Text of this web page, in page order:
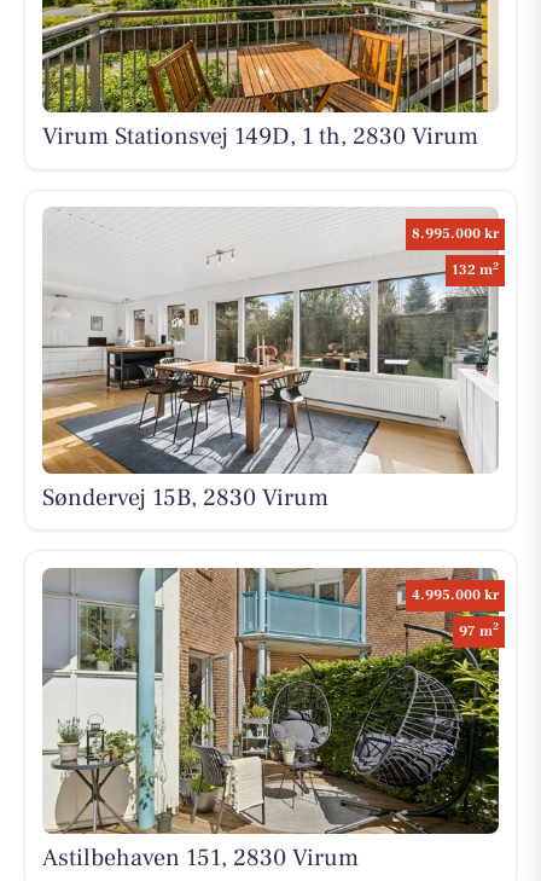
Virum Stationsvej 149D, 1 th, 2830 Virum
8.995.000 kr
132 m2
Søndervej 15B, 2830 Virum
4.995.000 kr
97 m2
Astilbehaven 151, 2830 Virum